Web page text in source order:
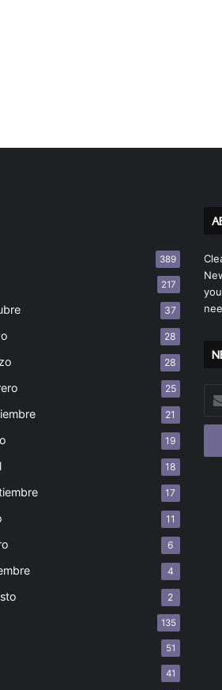
389
217
37
28
28
25
21
19
18
17
11
6
4
2
135
51
41
tu